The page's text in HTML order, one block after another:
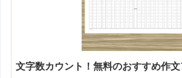
文字数カウント！無料のおすすめ作